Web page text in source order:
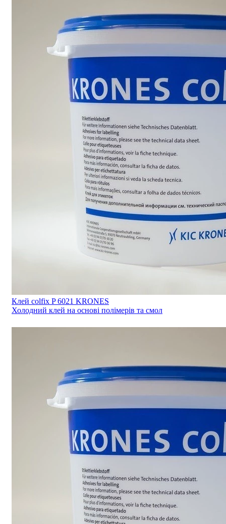
Клей colfix P 6021 KRONES
Холодний клей на основі полімерів та смол